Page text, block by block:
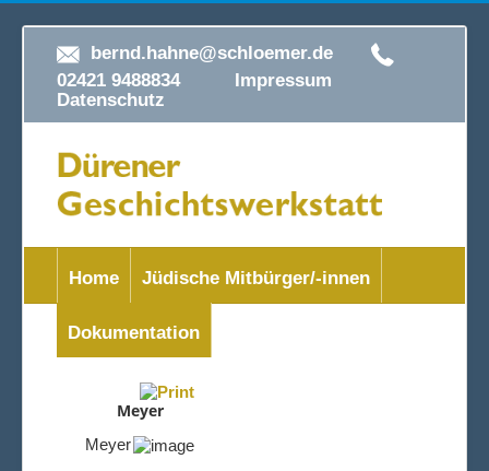
bernd.hahne@schloemer.de
02421 9488834 Impressum
Datenschutz
Home Jüdische Mitbürger/-innen
Dokumentation
Meyer
Meyer